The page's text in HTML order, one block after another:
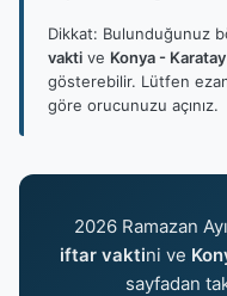
Dikkat: Bulunduğunuz
vakti ve Konya -
gösterebilir. Lütfen
göre orucunuzu açınız.
2026 Ramazan
iftar vaktini ve
sayfadan